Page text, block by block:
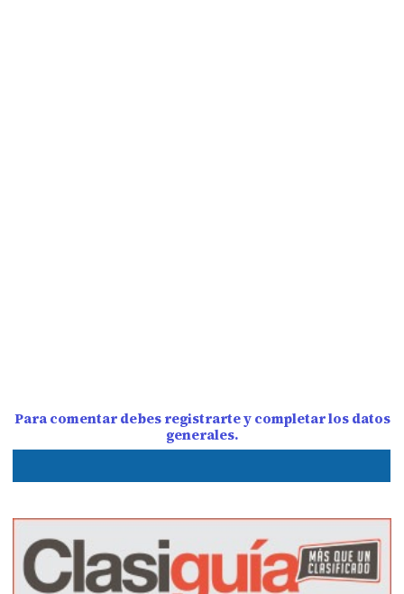
Para comentar debes registrarte y completar los datos
generales.